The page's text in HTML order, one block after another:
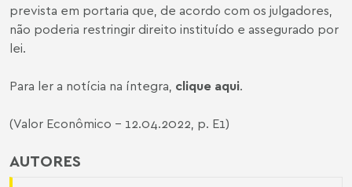
AUTORES
prevista em portaria que, de acordo com os julgadores,
não poderia restringir direito instituído e assegurado por
lei.
Para ler a notícia na íntegra, clique aqui.
(Valor Econômico - 12.04.2022, p. E1)